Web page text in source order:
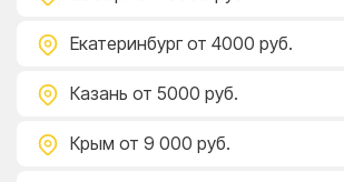
Екатеринбург от 4000 руб.
Казань от 5000 руб.
Крым от 9 000 руб.